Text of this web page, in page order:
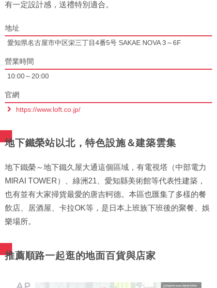
有一定設計感，送禮特別適合。
地址
愛知県名古屋市中区栄三丁目4番5号 SAKAE NOVA 3～6F
營業時間
10:00～20:00
官網
https://www.loft.co.jp/
地下鐵榮站以北，特色設施＆建築雲集
地下鐵榮～地下鐵久屋大通這個區域，有電視塔（中部電力
MIRAI TOWER）、綠洲21、愛知縣美術館等代表性建築，
也有並有大家掃貨最愛的唐吉軻德。本區也匯集了多樣的餐
飲店、居酒屋、卡拉OK等，是日本上班族下班後的聚餐、娛
樂場所。
推薦順路一起逛的地面百貨與店家